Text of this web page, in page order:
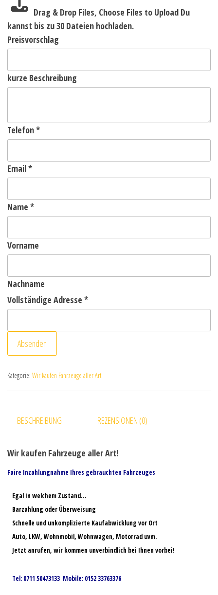
Drag & Drop Files, Choose Files to Upload Du
kannst bis zu 30 Dateien hochladen.
Preisvorschlag
kurze Beschreibung
Telefon*
Email*
Name *
Vorname
Nachname
Vollständige Adresse *
Absenden
Kategorie: Wir kaufen Fahrzeuge aller Art
BESCHREIBUNG REZENSIONEN (0)
Wir kaufen Fahrzeuge aller Art!
Faire Inzahlungnahme Ihres gebrauchten Fahrzeuges
Egal in welchem Zustand…
Barzahlung oder Überweisung
Schnelle und unkomplizierte Kaufabwicklung vor Ort
Auto, LKW, Wohnmobil, Wohnwagen, Motorrad uvm.
Jetzt anrufen, wir kommen unverbindlich bei Ihnen vorbei!
Tel: 0711 50473133 Mobile: 0152 33763376